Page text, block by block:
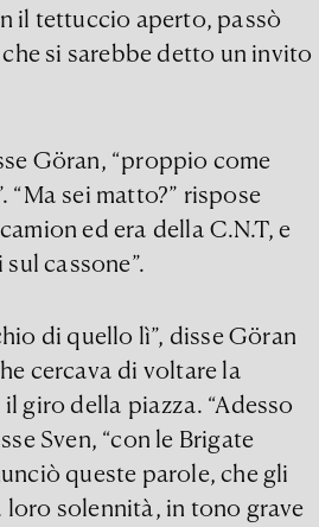
il tettuccio aperto, passò
si sarebbe detto un invito
Göran, “proppio come
“Ma sei matto?” rispose
ed era della C.N.T, e
cassone”.
di quello lì”, disse Göran
cercava di voltare la
giro della piazza. “Adesso
Sven, “con le Brigate
queste parole, che gli
loro solennità, in tono grave